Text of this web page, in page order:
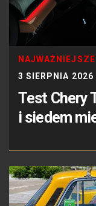
NAJWAŻNIEJSZE
3 SIERPNIA 2026
Test Chery
i siedem